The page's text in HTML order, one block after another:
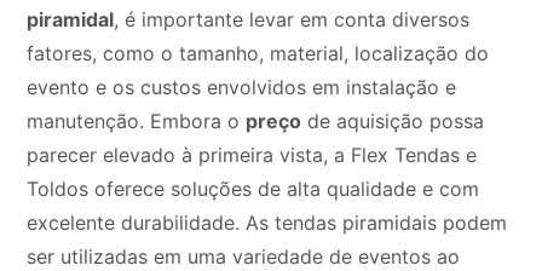
piramidal, é importante levar em conta diversos
fatores, como o tamanho, material, localização do
evento e os custos envolvidos em instalação e
manutenção. Embora o preço de aquisição possa
parecer elevado à primeira vista, a Flex Tendas e
Toldos oferece soluções de alta qualidade e com
excelente durabilidade. As tendas piramidais podem
ser utilizadas em uma variedade de eventos ao